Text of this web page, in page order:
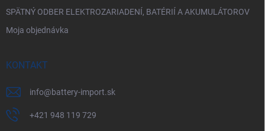
SPÄTNÝ ODBER ELEKTROZARIADENÍ, BATÉRIÍ A AKUMULÁTOROV
Moja objednávka
KONTAKT
info@battery-import.sk
+421 948 119 729